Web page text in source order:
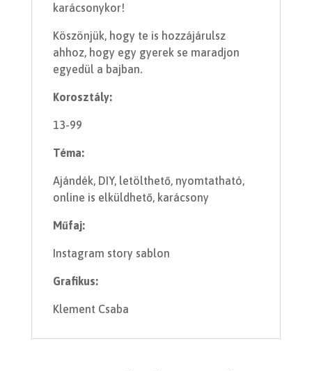
karácsonykor!
Köszönjük, hogy te is hozzájárulsz
ahhoz, hogy egy gyerek se maradjon
egyedül a bajban.
Korosztály:
13-99
Téma:
Ajándék, DIY, letölthető, nyomtatható,
online is elküldhető, karácsony
Műfaj:
Instagram story sablon
Grafikus:
Klement Csaba